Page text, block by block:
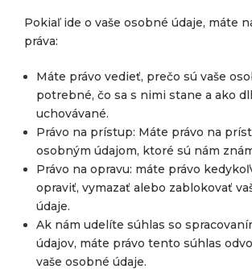
Pokiaľ ide o vaše osobné údaje, máte
práva:
Máte právo vedieť, prečo sú vaše
potrebné, čo sa s nimi stane a ako
uchovávané.
Právo na prístup: Máte právo na
osobným údajom, ktoré sú nám
Právo na opravu: máte právo
opraviť, vymazať alebo zablokovať
údaje.
Ak nám udelíte súhlas so
údajov, máte právo tento súhlas
vaše osobné údaje.